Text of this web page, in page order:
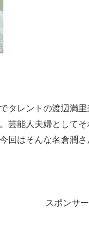
タレントの渡辺満
芸能人夫婦として
回はそんな名倉潤
スポンサ